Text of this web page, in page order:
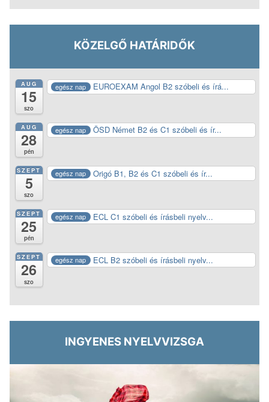
KÖZELGŐ HATÁRIDŐK
AUG
15
szo
egész nap EUROEXAM Angol B2 szóbeli és írá...
AUG
28
pén
egész nap ÖSD Német B2 és C1 szóbeli és ír...
SZEPT
5
szo
egész nap Origó B1, B2 és C1 szóbeli és ír...
SZEPT
25
pén
egész nap ECL C1 szóbeli és írásbeli nyelv...
SZEPT
26
szo
egész nap ECL B2 szóbeli és írásbeli nyelv...
INGYENES NYELVVIZSGA